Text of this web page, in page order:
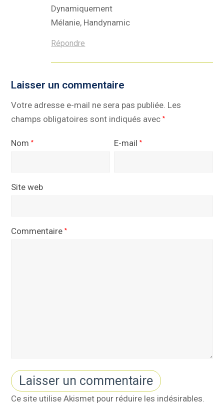
Dynamiquement
Mélanie, Handynamic
Répondre
Laisser un commentaire
Votre adresse e-mail ne sera pas publiée. Les
champs obligatoires sont indiqués avec*
Nom* E-mail*
Site web
Commentaire*
Ce site utilise Akismet pour réduire les indésirables.